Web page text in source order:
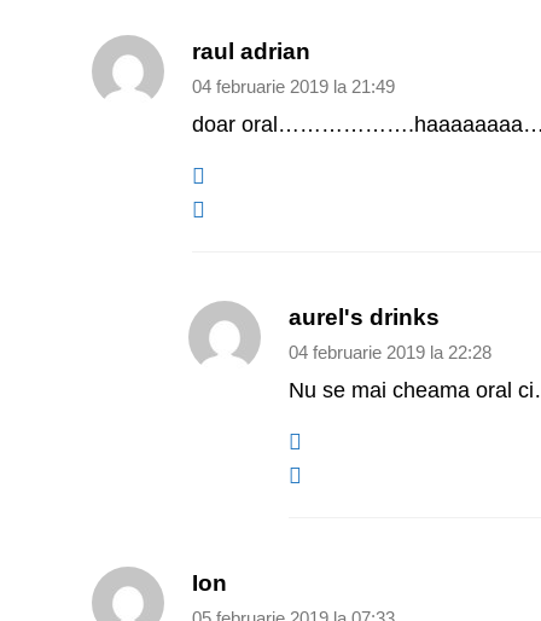
raul adrian
04 februarie 2019 la 21:49
doar
aurel's drinks
04 februarie 2019 la 22:28
Nu se mai cheama oral
Ion